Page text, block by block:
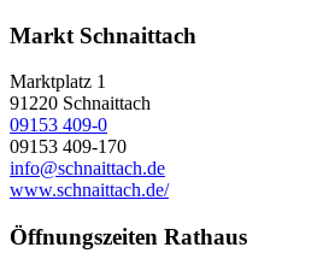
Markt Schnaittach
Marktplatz 1
91220 Schnaittach
09153 409-0
09153 409-170
info@schnaittach.de
www.schnaittach.de/
Öffnungszeiten Rathaus